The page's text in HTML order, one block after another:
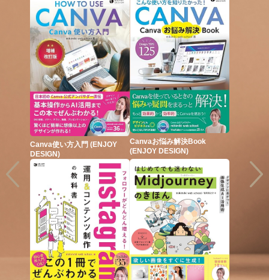
Canva使い方入門 (ENJOY
DESIGN)
Canvaお悩み解決Book
(ENJOY DESIGN)